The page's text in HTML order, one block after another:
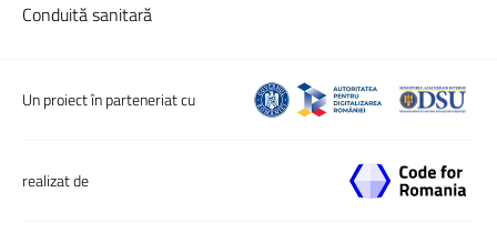
Conduită sanitară
Un proiect în parteneriat cu
realizat de